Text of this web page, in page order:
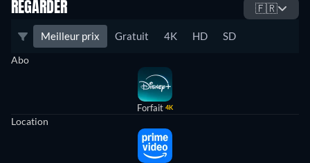
REGARDER 🇫🇷
Meilleur prix Gratuit 4K HD SD
Abo
Forfait 4K
Location